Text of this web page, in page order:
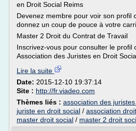
en Droit Social Reims
Devenez membre pour voir son profil
donnez un coup de pouce à votre
Master 2 Droit du Contrat de Travail
Inscrivez-vous pour consulter le profil
Association des Juristes en Droit
Lire la suite
Date: 2015-12-10 19:37:14
Site : http://fr.viadeo.com
Thèmes liés : association des
juriste en droit social / association
master droit social / master 2 droit